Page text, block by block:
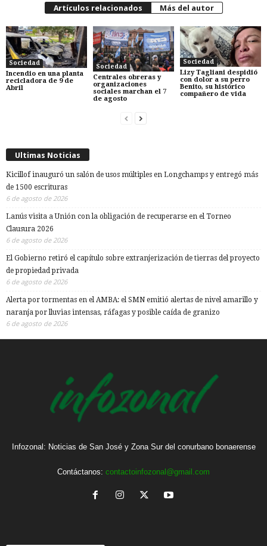
Artículos relacionados Más del autor
Sociedad
Incendio en una planta
recicladora de 9 de
Abril
Sociedad
Centrales obreras y
organizaciones
sociales marchan el 7
de agosto
Sociedad
Lizy Tagliani despidió
con dolor a su perro
Benito, su histórico
compañero de vida
Ultimas Noticias
Kicillof inauguró un salón de usos múltiples en Longchamps y entregó más
de 1500 escrituras
6 de agosto de 2026
Lanús visita a Unión con la obligación de recuperarse en el Torneo
Clausura 2026
6 de agosto de 2026
El Gobierno retiró el capítulo sobre extranjerización de tierras del proyecto
de propiedad privada
6 de agosto de 2026
Alerta por tormentas en el AMBA: el SMN emitió alertas de nivel amarillo y
naranja por lluvias intensas, ráfagas y posible caída de granizo
6 de agosto de 2026
Infozonal: Noticias de San José y Zona Sur del conurbano bonaerense
Contáctanos: contactoinfozonal@gmail.com